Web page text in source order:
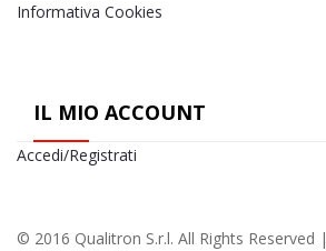
Informativa Cookies
IL MIO ACCOUNT
Accedi/Registrati
© 2016 Qualitron S.r.l. All Rights Reserved